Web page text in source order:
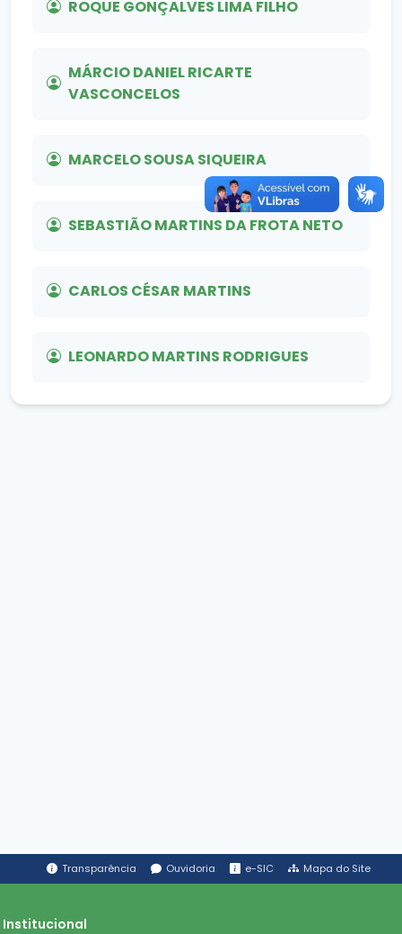
ROQUE GONÇALVES LIMA FILHO
MÁRCIO DANIEL RICARTE
VASCONCELOS
MARCELO SOUSA SIQUEIRA
SEBASTIÃO MARTINS DA FROTA NETO
CARLOS CÉSAR MARTINS
LEONARDO MARTINS RODRIGUES
Transparência Ouvidoria e-SIC Mapa do Site
Institucional